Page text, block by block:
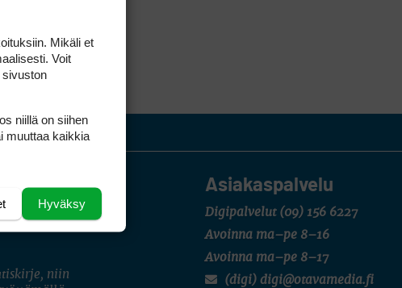
Asiakaspalvelu
Digipalvelut (09) 156 6227
Avoinna ma–pe 8–16
Avoinna ma–pe 8–17
(digi) digi@otavamedia.fi
niin
Mikäli et
Voit
niillä on siihen
muuttaa kaikkia
Hyväksy